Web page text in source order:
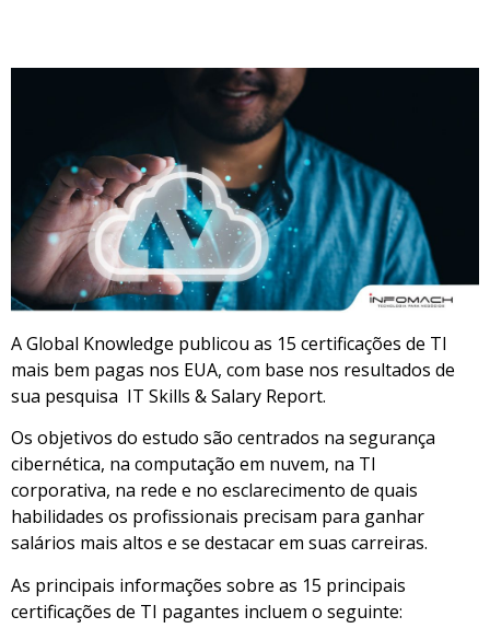
A Global Knowledge publicou as 15 certificações de TI
mais bem pagas nos EUA, com base nos resultados de
sua pesquisa IT Skills & Salary Report.
Os objetivos do estudo são centrados na segurança
cibernética, na computação em nuvem, na TI
corporativa, na rede e no esclarecimento de quais
habilidades os profissionais precisam para ganhar
salários mais altos e se destacar em suas carreiras.
As principais informações sobre as 15 principais
certificações de TI pagantes incluem o seguinte: